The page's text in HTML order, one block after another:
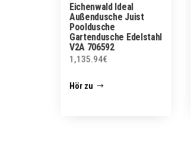
Eichenwald Ideal
Außendusche Juist
Pooldusche
Gartendusche Edelstahl
V2A 706592
1,135.94€
Hör zu